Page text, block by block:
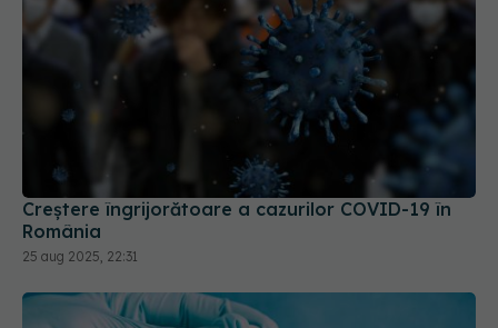
Creștere îngrijorătoare a cazurilor COVID-19 în
România
25 aug 2025, 22:31